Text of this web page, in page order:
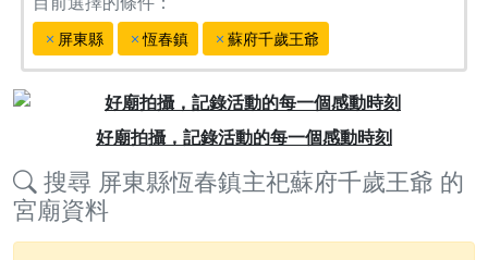
屏東縣 恆春鎮 蘇府千歲王爺
好廟拍攝，記錄活動的每一個感動時刻
Previous
搜尋 屏東縣恆春鎮主祀蘇府千歲王爺 的
宮廟資料